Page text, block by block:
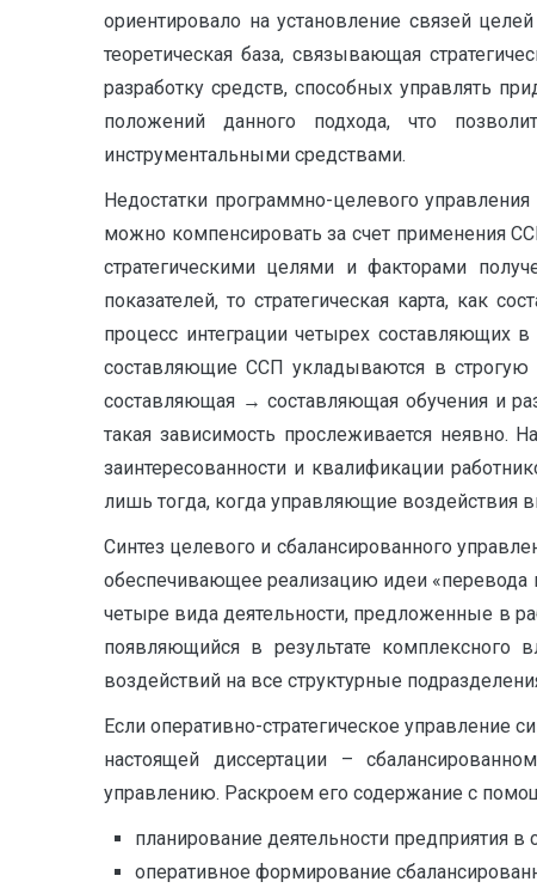
ориентировало на установление связей
теоретическая база, связывающая
разработку средств, способных управлять
положений данного подхода, что
инструментальными средствами.
Недостатки программно-целевого
можно компенсировать за счет применения
стратегическими целями и факторами
показателей, то стратегическая карта, как
процесс интеграции четырех составляющих
составляющие ССП укладываются в строгую
составляющая → составляющая обучения и
такая зависимость прослеживается
заинтересованности и квалификации
лишь тогда, когда управляющие воздействия
Синтез целевого и сбалансированного
обеспечивающее реализацию идеи «перевода
четыре вида деятельности, предложенные в
появляющийся в результате комплексного
воздействий на все структурные
Если оперативно-стратегическое
настоящей диссертации –
управлению. Раскроем его содержание с
планирование деятельности предприятия
оперативное формирование